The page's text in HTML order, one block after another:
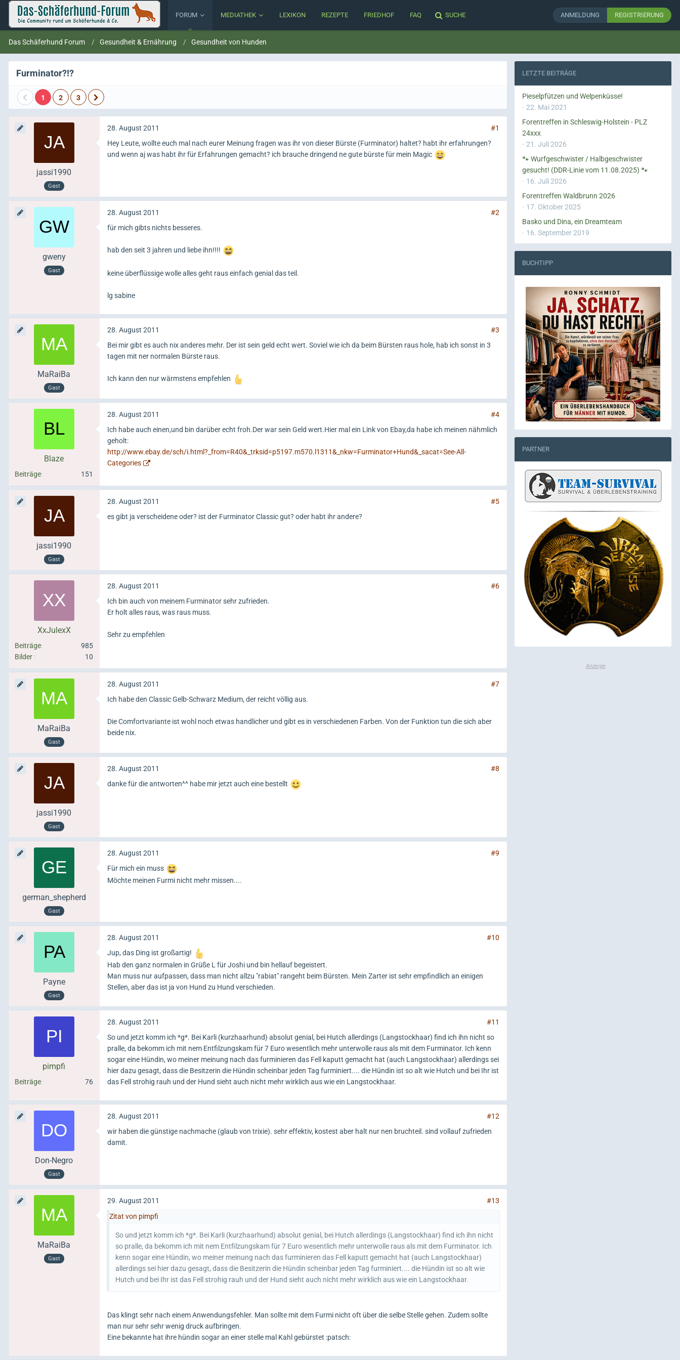
FORUM MEDIATHEK LEXIKON REZEPTE FRIEDHOF FAQ SUCHE ANMELDUNG REGISTRIERUNG
Das Schäferhund Forum Gesundheit & Ernährung Gesundheit von Hunden
Furminator?!?
1 2 3
jassi1990
Gast
28. August 2011
#1
Hey Leute, wollte euch mal nach eurer Meinung fragen was ihr von dieser Bürste (Furminator) haltet? habt ihr erfahrungen?
und wenn aj was habt ihr für Erfahrungen gemacht? ich brauche dringend ne gute bürste für mein Magic
gweny
Gast
28. August 2011
#2
für mich gibts nichts besseres.
hab den seit 3 jahren und liebe ihn!!!!
keine überflüssige wolle alles geht raus einfach genial das teil.
lg sabine
MaRaiBa
Gast
28. August 2011
#3
Bei mir gibt es auch nix anderes mehr. Der ist sein geld echt wert. Soviel wie ich da beim Bürsten raus hole, hab ich sonst in 3
tagen mit ner normalen Bürste raus.
Ich kann den nur wärmstens empfehlen
Blaze
Beiträge 151
28. August 2011
#4
Ich habe auch einen,und bin darüber echt froh.Der war sein Geld wert.Hier mal ein Link von Ebay,da habe ich meinen nähmlich
geholt:
http://www.ebay.de/sch/i.html?_from=R40&_trksid=p5197.m570.l1311&_nkw=Furminator+Hund&_sacat=See-All-
Categories
jassi1990
Gast
28. August 2011
#5
es gibt ja verscheidene oder? ist der Furminator Classic gut? oder habt ihr andere?
XxJulexX
Beiträge
985
Bilder
10
28. August 2011
#6
Ich bin auch von meinem Furminator sehr zufrieden.
Er holt alles raus, was raus muss.
Sehr zu empfehlen
MaRaiBa
Gast
28. August 2011
#7
Ich habe den Classic Gelb-Schwarz Medium, der reicht völlig aus.
Die Comfortvariante ist wohl noch etwas handlicher und gibt es in verschiedenen Farben. Von der Funktion tun die sich aber
beide nix.
jassi1990
Gast
28. August 2011
#8
danke für die antworten^^ habe mir jetzt auch eine bestellt
german_shepherd
Gast
28. August 2011
#9
Für mich ein muss
Möchte meinen Furmi nicht mehr missen....
Payne
Gast
28. August 2011
#10
Jup, das Ding ist großartig!
Hab den ganz normalen in Grüße L für Joshi und bin hellauf begeistert.
Man muss nur aufpassen, dass man nicht allzu "rabiat" rangeht beim Bürsten. Mein Zarter ist sehr empfindlich an einigen
Stellen, aber das ist ja von Hund zu Hund verschieden.
pimpfi
Beiträge 76
28. August 2011
#11
So und jetzt komm ich *g*. Bei Karli (kurzhaarhund) absolut genial, bei Hutch allerdings (Langstockhaar) find ich ihn nicht so
pralle, da bekomm ich mit nem Entfilzungskam für 7 Euro wesentlich mehr unterwolle raus als mit dem Furminator. Ich kenn
sogar eine Hündin, wo meiner meinung nach das furminieren das Fell kaputt gemacht hat (auch Langstockhaar) allerdings sei
hier dazu gesagt, dass die Besitzerin die Hündin scheinbar jeden Tag furminiert.... die Hündin ist so alt wie Hutch und bei Ihr ist
das Fell strohig rauh und der Hund sieht auch nicht mehr wirklich aus wie ein Langstockhaar.
Don-Negro
Gast
28. August 2011
#12
wir haben die günstige nachmache (glaub von trixie). sehr effektiv, kostest aber halt nur nen bruchteil. sind vollauf zufrieden
damit.
MaRaiBa
Gast
29. August 2011
#13
Zitat von pimpfi
So und jetzt komm ich *g*. Bei Karli (kurzhaarhund) absolut genial, bei Hutch allerdings (Langstockhaar) find ich ihn nicht
so pralle, da bekomm ich mit nem Entfilzungskam für 7 Euro wesentlich mehr unterwolle raus als mit dem Furminator. Ich
kenn sogar eine Hündin, wo meiner meinung nach das furminieren das Fell kaputt gemacht hat (auch Langstockhaar)
allerdings sei hier dazu gesagt, dass die Besitzerin die Hündin scheinbar jeden Tag furminiert.... die Hündin ist so alt wie
Hutch und bei Ihr ist das Fell strohig rauh und der Hund sieht auch nicht mehr wirklich aus wie ein Langstockhaar.
Das klingt sehr nach einem Anwendungsfehler. Man sollte mit dem Furmi nicht oft über die selbe Stelle gehen. Zudem sollte
man nur sehr sehr wenig druck aufbringen.
Eine bekannte hat ihre hündin sogar an einer stelle mal Kahl gebürstet :patsch:
LETZTE BEITRÄGE
Pieselpfützen und Welpenküsse!
22. Mai 2021
Forentreffen in Schleswig-Holstein - PLZ
24xxx
21. Juli 2026
🐾 Wurfgeschwister / Halbgeschwister
gesucht! (DDR-Linie vom 11.08.2025) 🐾
16. Juli 2026
Forentreffen Waldbrunn 2026
17. Oktober 2025
Basko und Dina, ein Dreamteam
16. September 2019
BUCHTIPP
PARTNER